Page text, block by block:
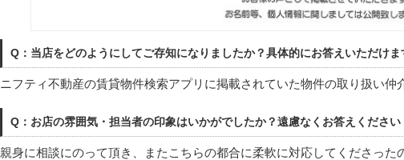
Q：当店をどのようにしてご存知になりましたか？具体的にお答えいただけま
ニフティ不動産の賃貸物件検索アプリに掲載されていた物件の取り扱い仲
Q：お店の雰囲気・担当者の印象はいかがでしたか？遠慮なくお答えください
親身に相談にのって頂き、またこちらの都合に柔軟に対応してくださった